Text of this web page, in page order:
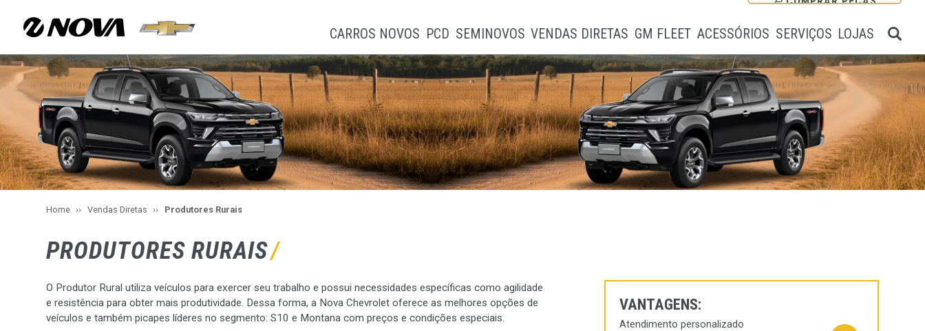
CARROS NOVOS PCD SEMINOVOS VENDAS DIRETAS GM FLEET ACESSÓRIOS SERVIÇOS LOJAS
Home Vendas Diretas Produtores Rurais
PRODUTORES RURAIS
O Produtor Rural utiliza veículos para exercer seu trabalho e possui necessidades específicas como agilidade
e resistência para obter mais produtividade. Dessa forma, a Nova Chevrolet oferece as melhores opções de
veículos e também picapes líderes no segmento: S10 e Montana com preços e condições especiais.
VANTAGENS:
Atendimento personalizado